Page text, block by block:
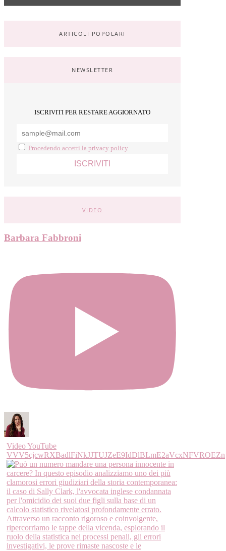
ARTICOLI POPOLARI
NEWSLETTER
ISCRIVITI PER RESTARE AGGIORNATO
Procedendo accetti la privacy policy
VIDEO
Barbara Fabbroni
Video YouTube
VVV5cjcwRXBadlFiNkJJTUJZeE9IdDlBLmE2aVcxNFVROEZn